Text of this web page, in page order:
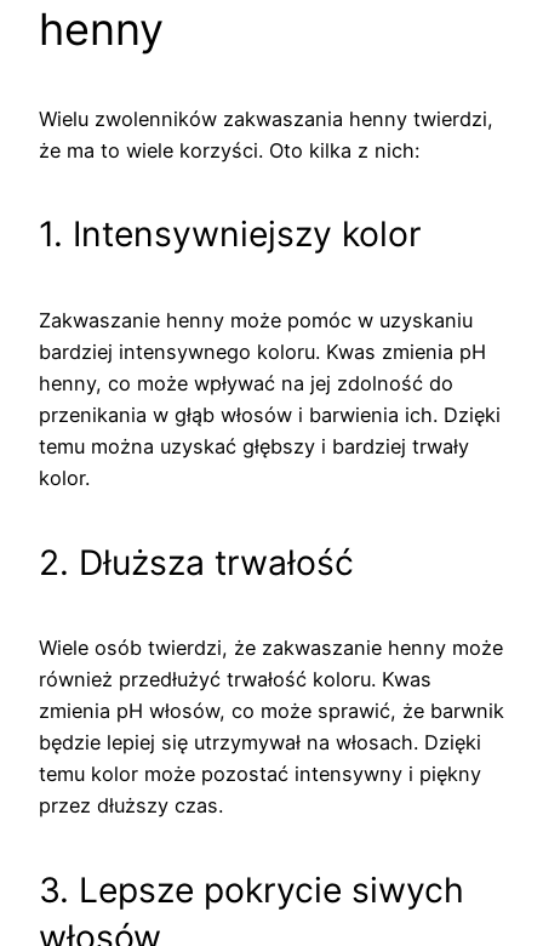
henny
Wielu zwolenników zakwaszania henny twierdzi,
że ma to wiele korzyści. Oto kilka z nich:
1. Intensywniejszy kolor
Zakwaszanie henny może pomóc w uzyskaniu
bardziej intensywnego koloru. Kwas zmienia pH
henny, co może wpływać na jej zdolność do
przenikania w głąb włosów i barwienia ich. Dzięki
temu można uzyskać głębszy i bardziej trwały
kolor.
2. Dłuższa trwałość
Wiele osób twierdzi, że zakwaszanie henny może
również przedłużyć trwałość koloru. Kwas
zmienia pH włosów, co może sprawić, że barwnik
będzie lepiej się utrzymywał na włosach. Dzięki
temu kolor może pozostać intensywny i piękny
przez dłuższy czas.
3. Lepsze pokrycie siwych
włosów